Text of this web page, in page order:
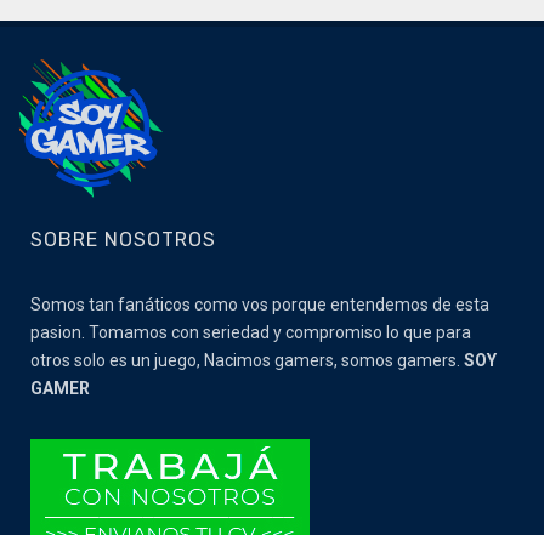
SOBRE NOSOTROS
Somos tan fanáticos como vos porque entendemos de esta
pasion. Tomamos con seriedad y compromiso lo que para
otros solo es un juego, Nacimos gamers, somos gamers. SOY
GAMER